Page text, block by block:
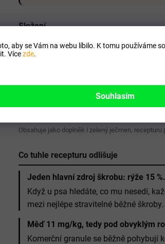
aby se Vám na webu líbilo. K tomu používáme
Vícezde.
Souhlasím
Složení
Sušené jehněčí maso 25 %, čerstvé
14 % (bramborové vločky, mrkev,
E), ovocné výlisky 2,5 % (hrušky 1,2 %,
hovězí kolagen, konopné výlisky, olivový
látky), tanin (výtažek z jedlého kaštanu),
tymián, hlíva ústřičná, rozmarýn, česnek),
Obsahuje jako doplněk i zelený ječmen,
Co tuhle recepturu odlišuje
Jeden hlavní zdroj škrobu: rýže 15 %.
Když u psa hledáte, co mu nesedí,
mezi nejlépe stravitelné běžné
Měď 11 mg/kg, tedy pod obvyklým
Komerční granule se běžně pohybují